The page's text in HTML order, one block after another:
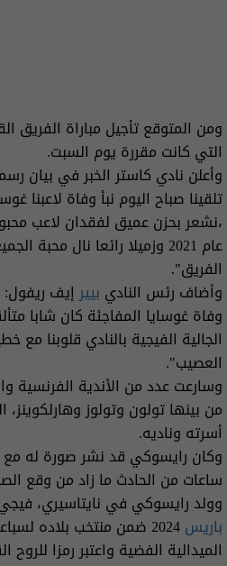
ومن المتوقع تأجيل مباراة الفريق
التي كانت مقررة يوم السبت.
وأعلن نادي كاستر الخبر في بيان
تلقينا صباح اليوم نبأ وفاة
،نشعر بحزن عميق لفقدان لاعب
عام 2021 وزميلا رائعا نال
الفريق".
وأضاف رئس النادي بييرإيف
وفاة غوسايا المفاجئة كان شابا
الجالية الفيجية بالنادي قلوبنا
العصيب".
وسارعت عدد من الأندية الفرنسية
من بينها تولون وتولوز
أسرته وناديه.
وكان رايسوكي قد نشر صورة له مع
ساعات من الحادث ما زاد من وقع
وولد رايسوكي في نايتاسيري،
باريس
2024 ضمن منتخب بلاده
الميدالية الفضية واعتبر رمزا للروح